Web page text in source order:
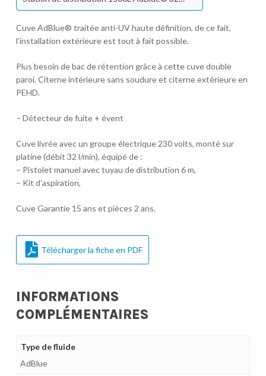
Cuve AdBlue® traitée anti-UV haute définition, de ce fait,
l’installation extérieure est tout à fait possible.
Plus besoin de bac de rétention grâce à cette cuve double
paroi. Citerne intérieure sans soudure et citerne extérieure en
PEHD.
– Détecteur de fuite + évent
Cuve livrée avec un groupe électrique 230 volts, monté sur
platine (débit 32 l/min), équipé de :
– Pistolet manuel avec tuyau de distribution 6 m,
– Kit d’aspiration,
Cuve Garantie 15 ans et pièces 2 ans.
Télécharger la fiche en PDF
INFORMATIONS
COMPLÉMENTAIRES
Type de fluide
AdBlue